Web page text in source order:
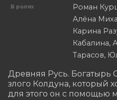
В ролях
Роман
Алёна
Карина
Кабалина,
Тарасов,
Древняя Русь. Богатырь
злого Колдуна, который
для этого он с помощью